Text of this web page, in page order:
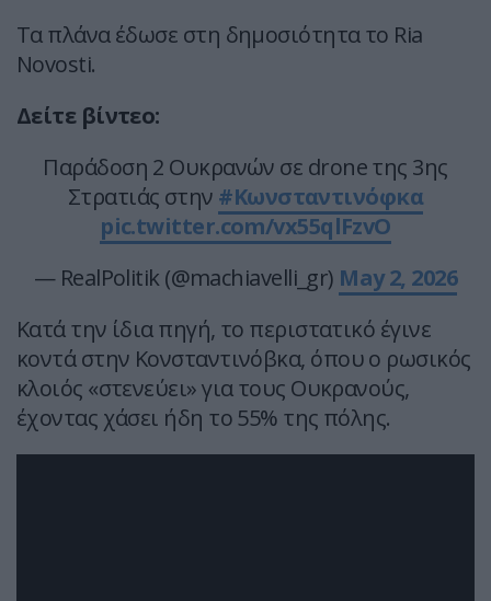
Τα πλάνα έδωσε στη δημοσιότητα το Ria
Novosti.
Δείτε βίντεο:
Παράδοση 2 Ουκρανών σε drone της 3ης
Στρατιάς στην #Κωνσταντινόφκα
pic.twitter.com/vx55qlFzvO
— RealPolitik (@machiavelli_gr) May 2, 2026
Κατά την ίδια πηγή, το περιστατικό έγινε
κοντά στην Κονσταντινόβκα, όπου ο ρωσικός
κλοιός «στενεύει» για τους Ουκρανούς,
έχοντας χάσει ήδη το 55% της πόλης.